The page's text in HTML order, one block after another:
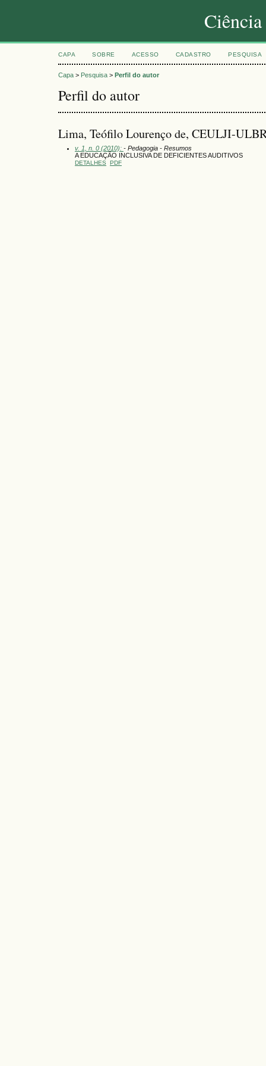
CAPA SOBRE ACESSO CADASTRO PESQUISA
Capa > Pesquisa > Perfil do autor
Perfil do autor
Lima, Teófilo Lourenço de, CEULJI-
v. 1, n. 0 (2010): - Pedagogia - Resumos
A EDUCAÇÃO INCLUSIVA DE DEFICIENTES AUDITIVOS
DETALHES PDF